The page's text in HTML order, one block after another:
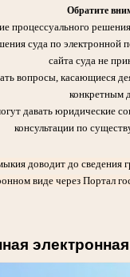
Обратите
процессуального
суда по электронной
сайта суда не
вопросы, касающиеся
конкретным
давать юридические
консультации по
доводит до
виде через Портал